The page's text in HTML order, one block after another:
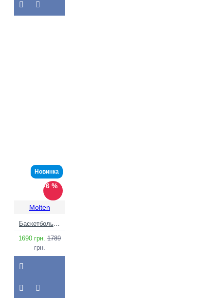
Новинка
-6 %
Molten
Баскетбольний м'яч Molten B7G3100 (розмір 7) +подарунок
1690 грн. 1789
грн.